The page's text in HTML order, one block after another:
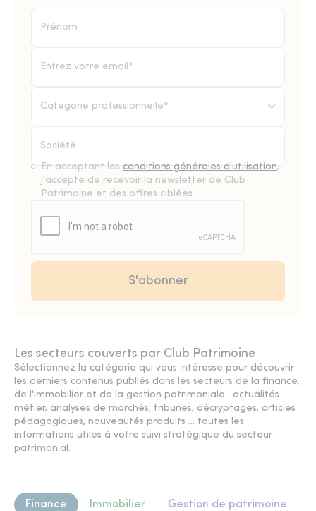
Catégorie professionnelle*
En acceptant les conditions générales d'utilisation,
j'accepte de recevoir la newsletter de Club
Patrimoine et des offres ciblées.
Les secteurs couverts par Club Patrimoine
Sélectionnez la catégorie qui vous intéresse pour découvrir
les derniers contenus publiés dans les secteurs de la finance,
de l'immobilier et de la gestion patrimoniale : actualités
métier, analyses de marchés, tribunes, décryptages, articles
pédagogiques, nouveautés produits ... toutes les
informations utiles à votre suivi stratégique du secteur
patrimonial.
Finance Immobilier Gestion de patrimoine